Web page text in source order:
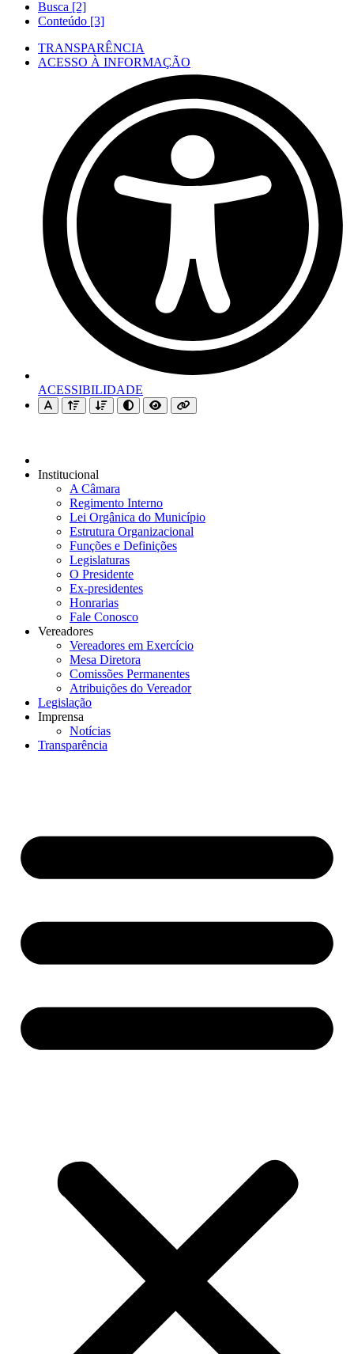
Busca [2]
Conteúdo [3]
TRANSPARÊNCIA
ACESSO À INFORMAÇÃO
ACESSIBILIDADE
Institucional
A Câmara
Regimento Interno
Lei Orgânica do Município
Estrutura Organizacional
Funções e Definições
Legislaturas
O Presidente
Ex-presidentes
Honrarias
Fale Conosco
Vereadores
Vereadores em Exercício
Mesa Diretora
Comissões Permanentes
Atribuições do Vereador
Legislação
Imprensa
Notícias
Transparência